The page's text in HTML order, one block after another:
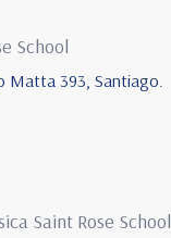
School
Matta 393, Santiago.
Saint Rose School